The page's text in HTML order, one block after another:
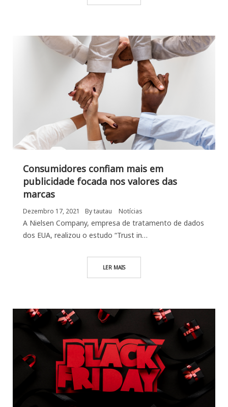
Consumidores confiam mais em
publicidade focada nos valores das
marcas
Dezembro 17, 2021 Bytautau Notícias
A Nielsen Company, empresa de tratamento de dados
dos EUA, realizou o estudo “Trust in…
LER MAIS